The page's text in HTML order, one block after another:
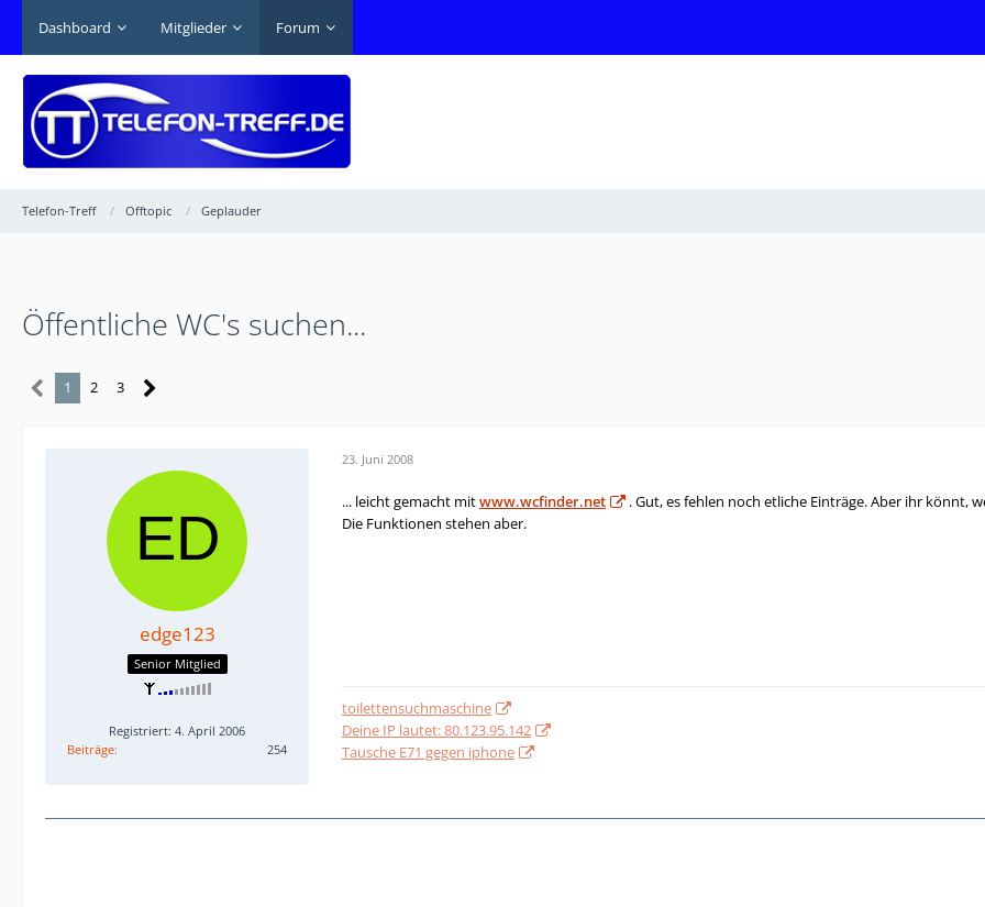
Dashboard Mitglieder Forum
Telefon-Treff Offtopic Geplauder
Öffentliche WC's suchen...
1 2 3
edge123
Senior Mitglied
Registriert: 4. April 2006
Beiträge
254
23. Juni 2008
... leicht gemacht mitwww.wcfinder.net
. Gut, es fehlen noch etliche Einträge. Aber ihr könnt,
Die Funktionen stehen aber.
toilettensuchmaschine
Deine IP lautet: 80.123.95.142
Tausche E71 gegen iphone